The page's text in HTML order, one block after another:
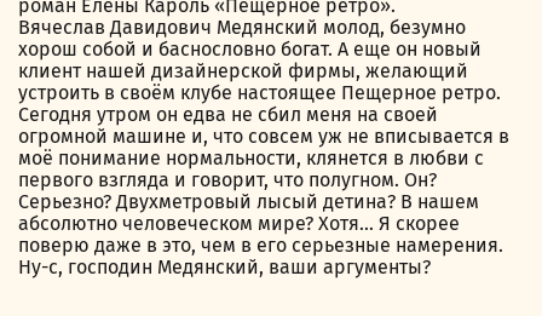
роман Елены Кароль «Пещерное ретро».
Вячеслав Давидович Медянский молод, безумно
хорош собой и баснословно богат. А еще он новый
клиент нашей дизайнерской фирмы, желающий
устроить в своём клубе настоящее Пещерное ретро.
Сегодня утром он едва не сбил меня на своей
огромной машине и, что совсем уж не вписывается в
моё понимание нормальности, клянется в любви с
первого взгляда и говорит, что полугном. Он?
Серьезно? Двухметровый лысый детина? В нашем
абсолютно человеческом мире? Хотя… Я скорее
поверю даже в это, чем в его серьезные намерения.
Ну-с, господин Медянский, ваши аргументы?